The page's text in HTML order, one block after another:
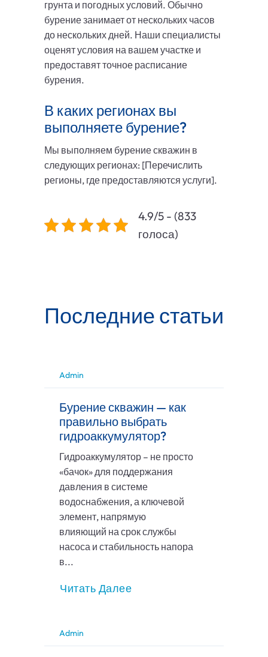
грунта и погодных условий. Обычно
бурение занимает от нескольких часов
до нескольких дней. Наши специалисты
оценят условия на вашем участке и
предоставят точное расписание
бурения.
В каких регионах вы
выполняете бурение?
Мы выполняем бурение скважин в
следующих регионах: [Перечислить
регионы, где предоставляются услуги].
4.9/5 - (833
голоса)
Последние статьи
Admin
Бурение скважин — как
правильно выбрать
гидроаккумулятор?
Гидроаккумулятор – не просто
«бачок» для поддержания
давления в системе
водоснабжения, а ключевой
элемент, напрямую
влияющий на срок службы
насоса и стабильность напора
в...
Читать Далее
Admin